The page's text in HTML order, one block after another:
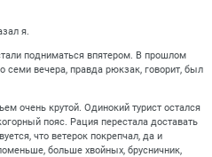
я.
подниматься впятером. В прошлом
семи вечера, правда рюкзак, говорит, был
очень крутой. Одинокий турист остался
пояс. Рация перестала доставать
что ветерок покрепчал, да и
больше хвойных, брусничник,